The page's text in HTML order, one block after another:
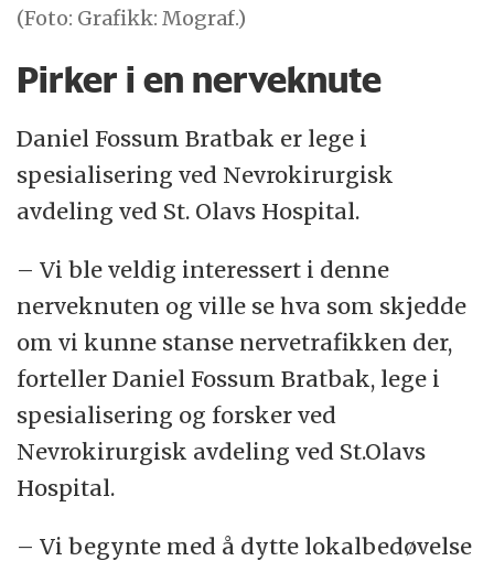
(Foto: Grafikk: Mograf.)
Pirker i en nerveknute
Daniel Fossum Bratbak er lege i
spesialisering ved Nevrokirurgisk
avdeling ved St. Olavs Hospital.
– Vi ble veldig interessert i denne
nerveknuten og ville se hva som skjedde
om vi kunne stanse nervetrafikken der,
forteller Daniel Fossum Bratbak, lege i
spesialisering og forsker ved
Nevrokirurgisk avdeling ved St.Olavs
Hospital.
– Vi begynte med å dytte lokalbedøvelse